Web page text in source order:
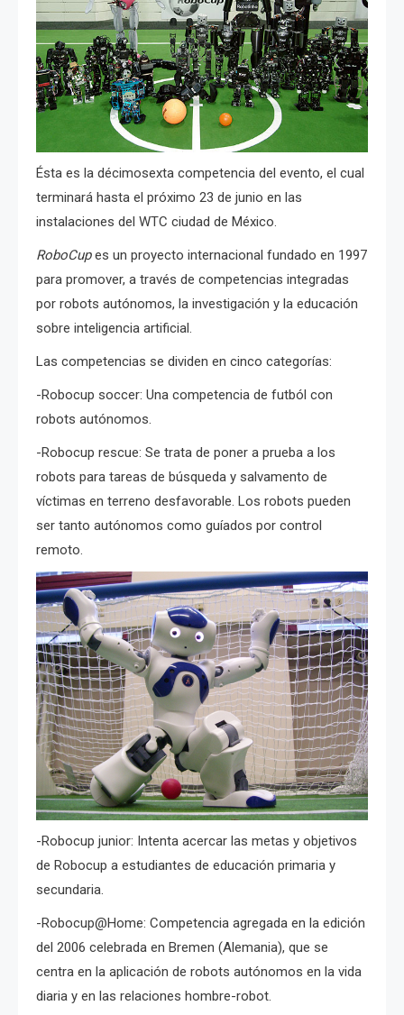
Ésta es la décimosexta competencia del evento, el cual
terminará hasta el próximo 23 de junio en las
instalaciones del WTC ciudad de México.
RoboCupes un proyecto internacional fundado en 1997
para promover, a través de competencias integradas
por robots autónomos, la investigación y la educación
sobre inteligencia artificial.
Las competencias se dividen en cinco categorías:
-Robocup soccer: Una competencia de futból con
robots autónomos.
-Robocup rescue: Se trata de poner a prueba a los
robots para tareas de búsqueda y salvamento de
víctimas en terreno desfavorable. Los robots pueden
ser tanto autónomos como guíados por control
remoto.
-Robocup junior: Intenta acercar las metas y objetivos
de Robocup a estudiantes de educación primaria y
secundaria.
-Robocup@Home: Competencia agregada en la edición
del 2006 celebrada en Bremen (Alemania), que se
centra en la aplicación de robots autónomos en la vida
diaria y en las relaciones hombre-robot.